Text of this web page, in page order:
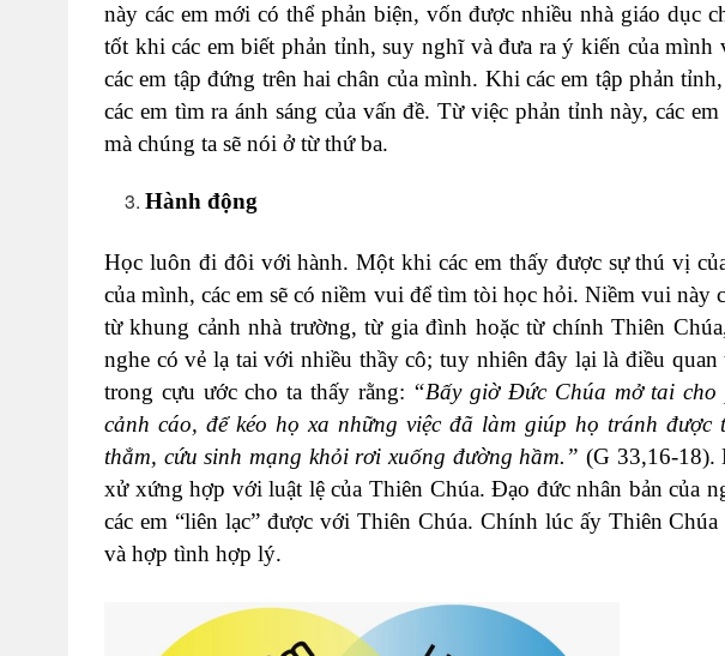
này các em mới có thể phản biện, vốn được nhiều nhà giáo dục
tốt khi các em biết phản tỉnh, suy nghĩ và đưa ra ý kiến của
các em tập đứng trên hai chân của mình. Khi các em tập phản
các em tìm ra ánh sáng của vấn đề. Từ việc phản tỉnh này, các
mà chúng ta sẽ nói ở từ thứ ba.
Hành động
Học luôn đi đôi với hành. Một khi các em thấy được sự thú vị
của mình, các em sẽ có niềm vui để tìm tòi học hỏi. Niềm vui này
từ khung cảnh nhà trường, từ gia đình hoặc từ chính Thiên
nghe có vẻ lạ tai với nhiều thầy cô; tuy nhiên đây lại là điều
trong cựu ước cho ta thấy rằng: “Bấy giờ Đức Chúa mở tai
cảnh cáo, để kéo họ xa những việc đã làm giúp họ tránh
thẳm, cứu sinh mạng khỏi rơi xuống đường hầm.” (G 33,16-18).
xử xứng hợp với luật lệ của Thiên Chúa. Đạo đức nhân bản của
các em “liên lạc” được với Thiên Chúa. Chính lúc ấy Thiên
và hợp tình hợp lý.